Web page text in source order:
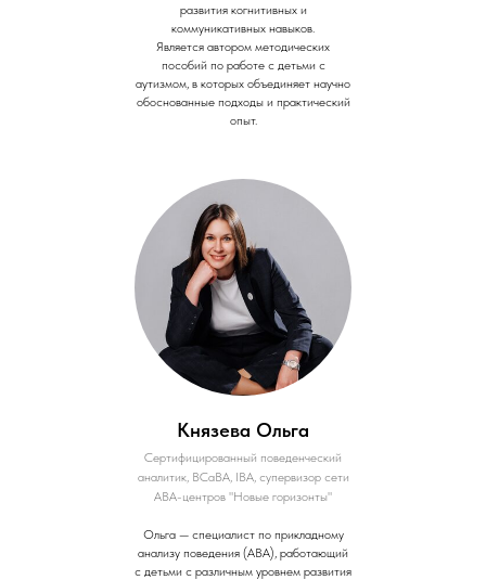
развития когнитивных и
коммуникативных навыков.
Является автором методических
пособий по работе с детьми с
аутизмом, в которых объединяет научно
обоснованные подходы и практический
опыт.
Князева Ольга
Сертифицированный поведенческий
аналитик, ВСаВА, IВА, супервизор сети
АВА-центров "Новые горизонты"
Ольга — специалист по прикладному
анализу поведения (ABA), работающий
с детьми с различным уровнем развития